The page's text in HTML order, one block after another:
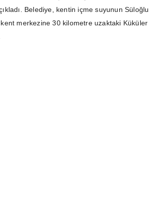
Belediye, kentin içme suyunun Süloğlu
kent merkezine 30 kilometre uzaktaki Küküler